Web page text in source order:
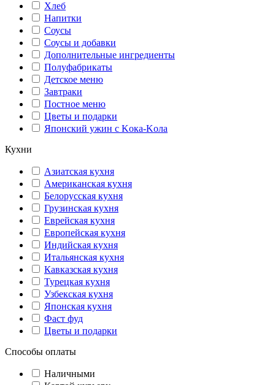
Хлеб
Напитки
Соусы
Соусы и добавки
Дополнительные ингредиенты
Полуфабрикаты
Детское меню
Завтраки
Постное меню
Цветы и подарки
Японский ужин с Kока-Kола
Кухни
Азиатская кухня
Американская кухня
Белорусская кухня
Грузинская кухня
Еврейская кухня
Европейская кухня
Индийская кухня
Итальянская кухня
Кавказская кухня
Турецкая кухня
Узбекская кухня
Японская кухня
Фаст фуд
Цветы и подарки
Способы оплаты
Наличными